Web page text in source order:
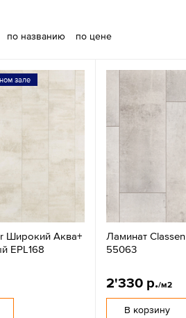
по названию по цене
зале
Широкий Аква+
EPL168
Ламинат
55063
2'330 р./м2
В корзину